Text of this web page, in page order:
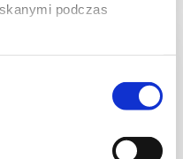
podczas